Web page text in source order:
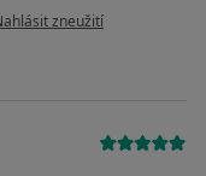
názoru uživatele Marie
zneužití